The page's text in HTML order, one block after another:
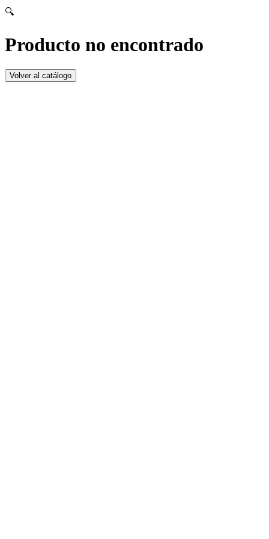
🔍
Producto no encontrado
Volver al catálogo